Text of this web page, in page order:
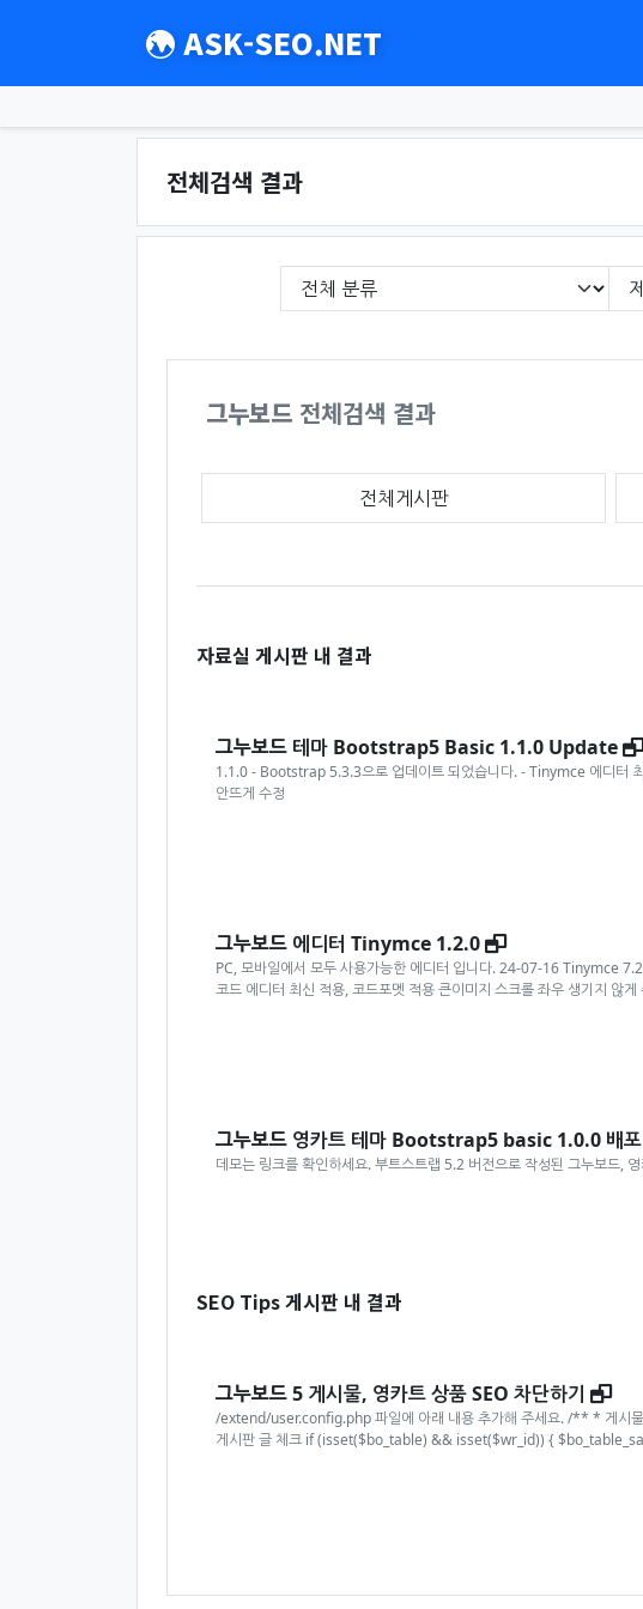
ASK-SEO.NET
전체검색 결과
게시판 그룹선택
검색조건
검색어필수
그누보드 전체검색 결과
전체게시판
자료실 게시판 내 결과
그누보드 테마 Bootstrap5 Basic 1.1.0 Update
1.1.0 - Bootstrap 5.3.3으로 업데이트 되었습니다. - Tinymce 에디터
안뜨게 수정
그누보드 에디터 Tinymce 1.2.0 새창
PC, 모바일에서 모두 사용가능한 에디터 입니다. 24-07-16 Tinymce
코드 에디터 최신 적용, 코드포멧 적용 큰이미지 스크롤 좌우 생기지 않
그누보드 영카트 테마 Bootstrap5 basic 1.0.0 배포
데모는 링크를 확인하세요. 부트스트랩 5.2 버전으로 작성된 그누보드,
SEO Tips 게시판 내 결과
그누보드5 게시물, 영카트 상품 SEO 차단하기 새창
/extend/user.config.php 파일에 아래 내용 추가해 주세요. /** * 게
게시판 글 체크 if (isset($bo_table) && isset($wr_id)) {